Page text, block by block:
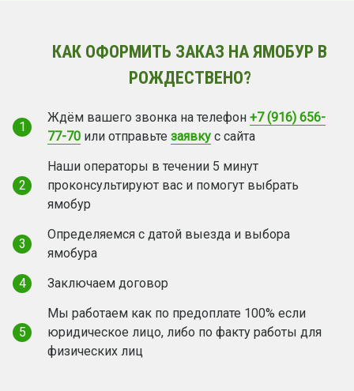
КАК ОФОРМИТЬ ЗАКАЗ НА ЯМОБУР В
РОЖДЕСТВЕНО?
1
Ждём вашего звонка на телефон +7 (916) 656-
77-70 или отправьте заявку с сайта
2
Наши операторы в течении 5 минут
проконсультируют вас и помогут выбрать
ямобур
3
Определяемся с датой выезда и выбора
ямобура
4
Заключаем договор
5
Мы работаем как по предоплате 100% если
юридическое лицо, либо по факту работы для
физических лиц